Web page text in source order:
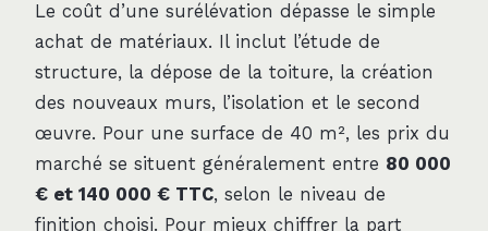
Le coût d’une surélévation dépasse le simple
achat de matériaux. Il inclut l’étude de
structure, la dépose de la toiture, la création
des nouveaux murs, l’isolation et le second
œuvre. Pour une surface de 40 m², les prix du
marché se situent généralement entre 80 000
€ et 140 000 € TTC, selon le niveau de
finition choisi. Pour mieux chiffrer la part